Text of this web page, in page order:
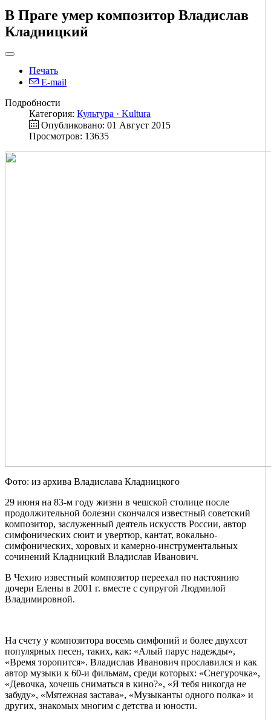
В Праге умер композитор Владислав
Кладницкий
Печать
E-mail
Подробности
Категория: Культура · Kultura
Опубликовано: 01 Август 2015
Просмотров: 13635
Фото: из архива Владислава Кладницкого
29 июня на 83-м году жизни в чешской столице после
продолжительной болезни скончался известный советский
композитор, заслуженный деятель искусств России, автор
симфонических сюит и увертюр, кантат, вокально-
симфонических, хоровых и камерно-инструментальных
сочинений Кладницкий Владислав Иванович.
В Чехию известный композитор переехал по настоянию
дочери Елены в 2001 г. вместе с супругой Людмилой
Владимировной.
На счету у композитора восемь симфоний и более двухсот
популярных песен, таких, как: «Алый парус надежды»,
«Время торопится». Владислав Иванович прославился и как
автор музыки к 60-и фильмам, среди которых: «Снегурочка»,
«Девочка, хочешь сниматься в кино?», «Я тебя никогда не
забуду», «Мятежная застава», «Музыканты одного полка» и
других, знакомых многим с детства и юности.